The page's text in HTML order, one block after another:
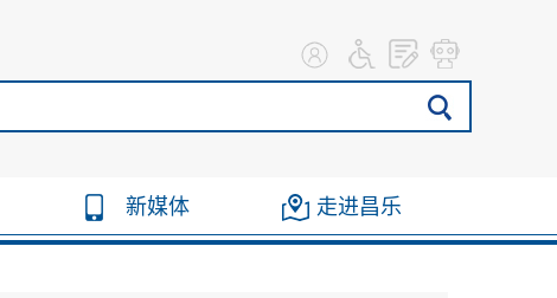
新媒体 走进昌乐